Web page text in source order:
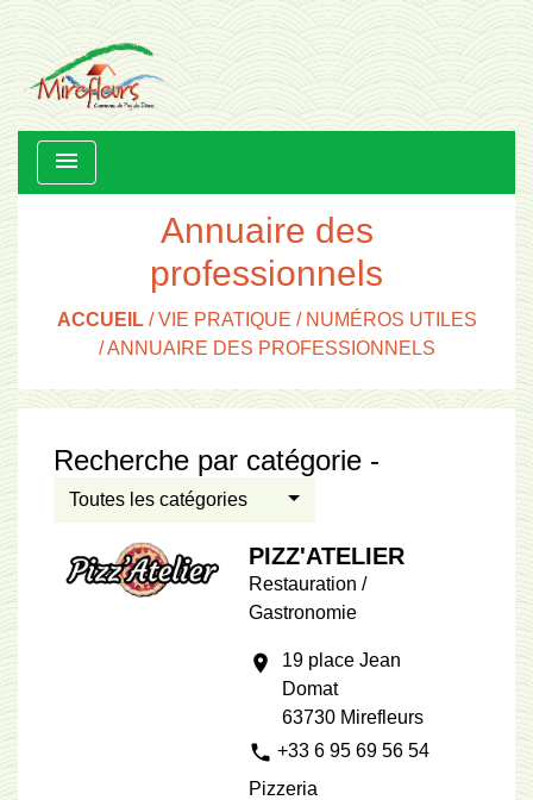
menu
Annuaire des
professionnels
ACCUEIL/VIE PRATIQUE / NUMÉROS UTILES
/ANNUAIRE DES PROFESSIONNELS
Recherche par catégorie -
Toutes les catégories
PIZZ'ATELIER
Restauration /
Gastronomie
location_on
19 place Jean
Domat
63730 Mirefleurs
phone +33 6 95 69 56 54
Pizzeria